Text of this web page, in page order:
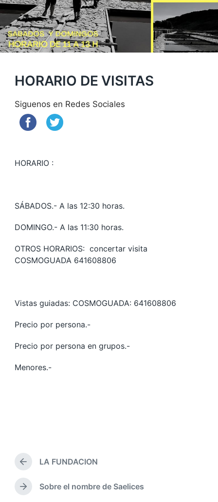
HORARIO DE VISITAS
Siguenos en Redes Sociales
HORARIO :
SÁBADOS.- A las 12:30 horas.
DOMINGO.- A las 11:30 horas.
OTROS HORARIOS: concertar visita
COSMOGUADA 641608806
Vistas guiadas: COSMOGUADA: 641608806
Precio por persona.-
Precio por persona en grupos.-
Menores.-
LA FUNDACION
Sobre el nombre de Saelices